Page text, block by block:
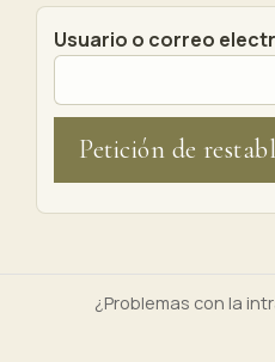
Usuario o correo
¿Problemas con la